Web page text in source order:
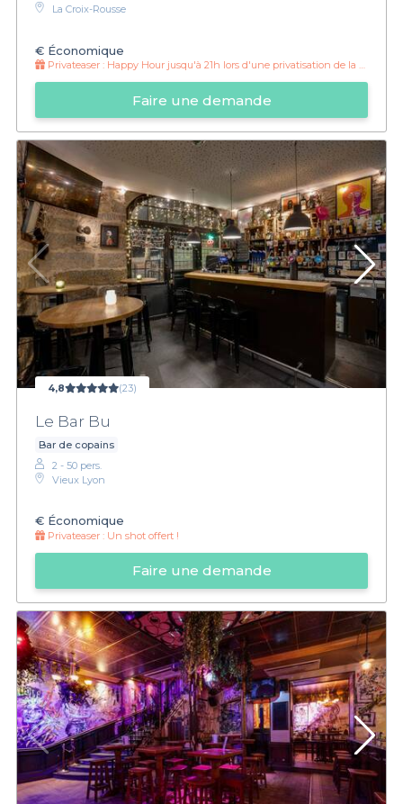
La Croix-Rousse
€ Économique
Privateaser : Happy Hour jusqu'à 21h lors d'une privatisation de la salle verte !
Faire une demande
4,8 (23)
Le Bar Bu
Bar de copains
2 - 50 pers.
Vieux Lyon
€ Économique
Privateaser : Un shot offert !
Faire une demande